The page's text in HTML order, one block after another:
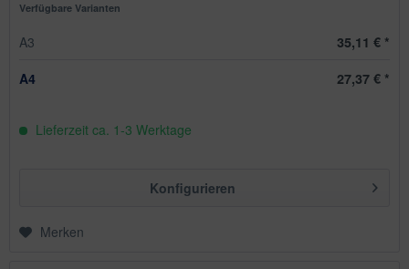
Verfügbare Varianten
A3 35,11 € *
A4 27,37 € *
Lieferzeit ca. 1-3 Werktage
Konfigurieren
Merken